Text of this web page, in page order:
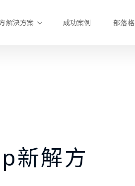
解決方案 成功案例 部落格
新解方